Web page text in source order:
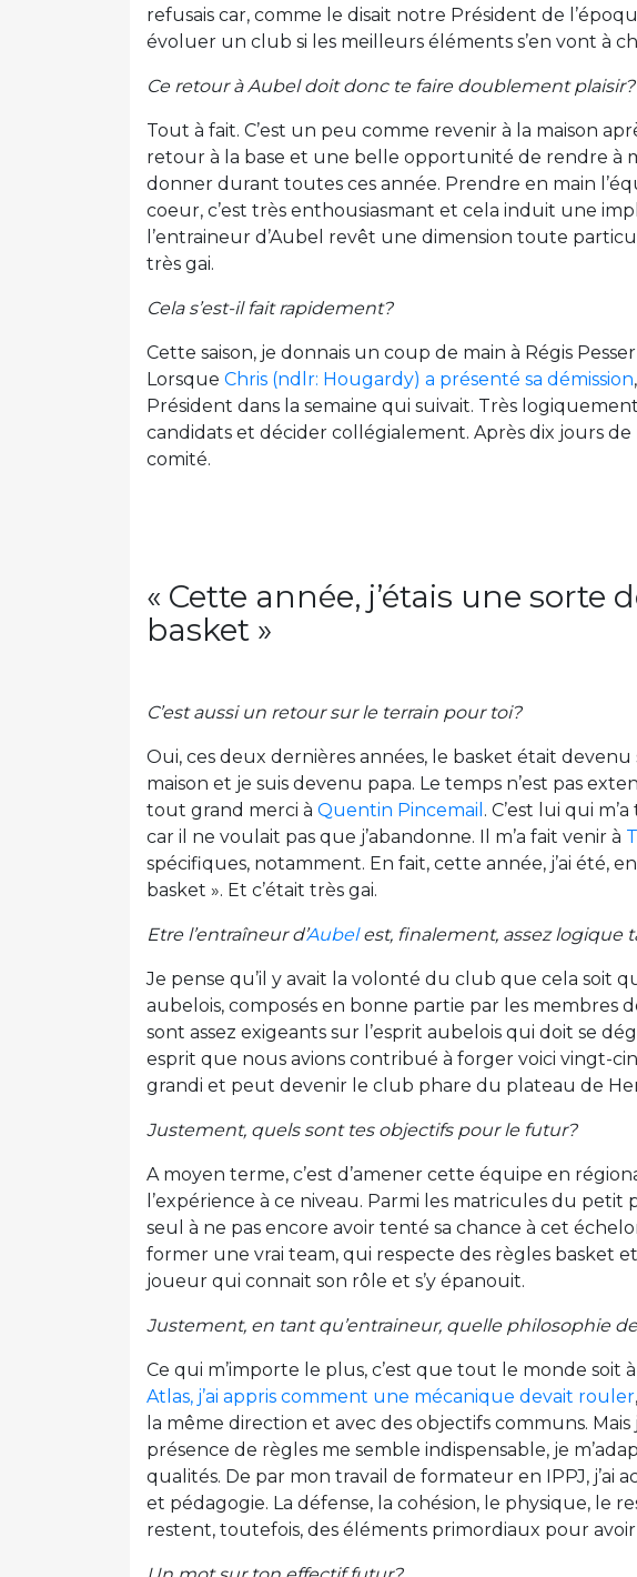
refusais car, comme le disait notre Président de
évoluer un club si les meilleurs éléments s’en vont à
Ce retour à Aubel doit donc te faire doublement plaisir?
Tout à fait. C’est un peu comme revenir à la maison
retour à la base et une belle opportunité de rendre à
donner durant toutes ces année. Prendre en main
coeur, c’est très enthousiasmant et cela induit une
l’entraineur d’Aubel revêt une dimension toute
très gai.
Cela s’est-il fait rapidement?
Cette saison, je donnais un coup de main à Régis
Lorsque Chris (ndlr: Hougardy) a présenté sa démission
Président dans la semaine qui suivait. Très
candidats et décider collégialement. Après dix jours de
comité.
« Cette année, j’étais une sorte
basket »
C’est aussi un retour sur le terrain pour toi?
Oui, ces deux dernières années, le basket était devenu
maison et je suis devenu papa. Le temps n’est pas
tout grand merci à Quentin Pincemail . C’est lui qui
car il ne voulait pas que j’abandonne. Il m’a fait venir à
spécifiques, notamment. En fait, cette année, j’ai été,
basket ». Et c’était très gai.
Etre l’entraîneur d’Aubelest, finalement, assez logique
Je pense qu’il y avait la volonté du club que cela soit
aubelois, composés en bonne partie par les membres
sont assez exigeants sur l’esprit aubelois qui doit se
esprit que nous avions contribué à forger voici vingt-
grandi et peut devenir le club phare du plateau de
Justement, quels sont tes objectifs pour le futur?
A moyen terme, c’est d’amener cette équipe en
l’expérience à ce niveau. Parmi les matricules du
seul à ne pas encore avoir tenté sa chance à cet
former une vrai team, qui respecte des règles basket
joueur qui connait son rôle et s’y épanouit.
Justement, en tant qu’entraineur, quelle philosophie
Ce qui m’importe le plus, c’est que tout le monde soit
Atlas, j’ai appris comment une mécanique devait rouler
la même direction et avec des objectifs communs. Mais
présence de règles me semble indispensable, je
qualités. De par mon travail de formateur en IPPJ, j’ai
et pédagogie. La défense, la cohésion, le physique, le
restent, toutefois, des éléments primordiaux pour